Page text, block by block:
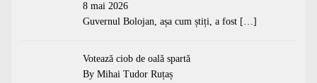
8 mai 2026
Guvernul Bolojan, așa cum știți, a fost […]
Votează ciob de oală spartă
By Mihai Tudor Ruțaș